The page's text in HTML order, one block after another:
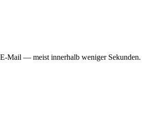
Mail — meist innerhalb weniger Sekunden.